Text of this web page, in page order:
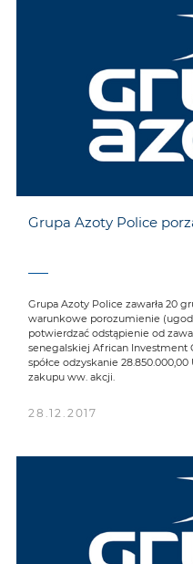
Grupa Azoty Police
Grupa Azoty Police zawarła 20
warunkowe porozumienie
potwierdzać odstąpienie od
senegalskiej African Investment
spółce odzyskanie
zakupu ww. akcji.
28.12.2017